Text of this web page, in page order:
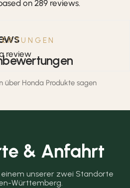
Anwendungen.
über Honda Produkte sagen
on 289 reviews.
review
& Anfahrt
einem unserer zwei Standorte
Württemberg.